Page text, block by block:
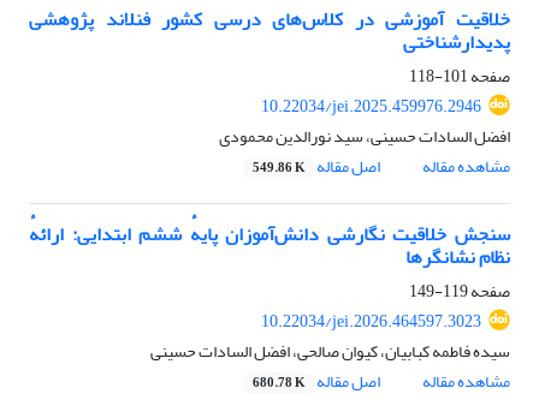
خلاقیت آموزشی در کلاس‌های درسی کشور فنلاند پژوهشی
پدیدارشناختی
صفحه101-118
10.22034/jei.2025.459976.2946
افضل السادات حسینی، سید نورالدین محمودی
مشاهده مقاله
اصل مقاله 549.86 K
سنجش‌ خلاقیت نگارشی دانش‌آموزان پایهٔ ششم ابتدایی: ارائهٔ
نظام نشانگرها
صفحه119-149
10.22034/jei.2026.464597.3023
سیده فاطمه کبابیان، کیوان صالحی، افضل السادات حسینی
مشاهده مقاله
اصل مقاله 680.78 K